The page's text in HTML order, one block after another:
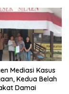
Mediasi Kasus
Kedua Belah
Damai